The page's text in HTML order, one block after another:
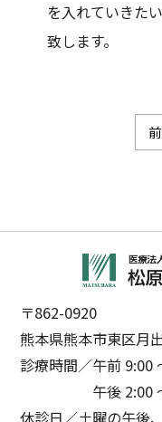
を入れていきた
致します。
〒862-0920
熊本県熊本市東区月
診療時間／午前 9:00
午後 2:00